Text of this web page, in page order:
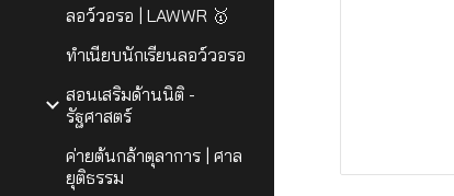
ลอว์วอรอ | LAWWR 🥇
ทำเนียบนักเรียนลอว์วอรอ
สอนเสริมด้านนิติ -
รัฐศาสตร์
ค่ายต้นกล้าตุลาการ | ศาล
ยุติธรรม